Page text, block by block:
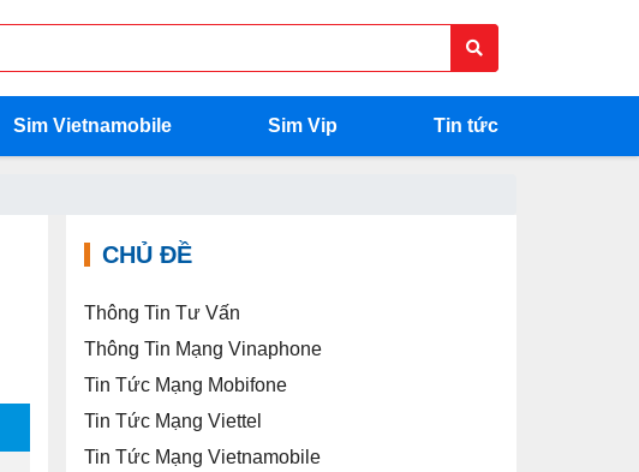
Sim Vietnamobile Sim Vip Tin tức
CHỦ ĐỀ
Thông Tin Tư Vấn
Thông Tin Mạng Vinaphone
Tin Tức Mạng Mobifone
Tin Tức Mạng Viettel
Tin Tức Mạng Vietnamobile